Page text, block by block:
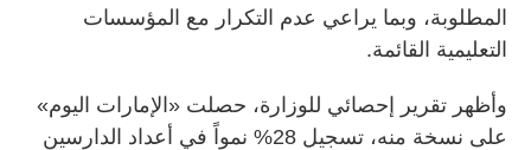
المطلوبة، وبما يراعي عدم التكرار مع المؤسسات
التعليمية القائمة.
وأظهر تقرير إحصائي للوزارة، حصلت «الإمارات اليوم»
على نسخة منه، تسجيل 28% نمواً في أعداد الدارسين